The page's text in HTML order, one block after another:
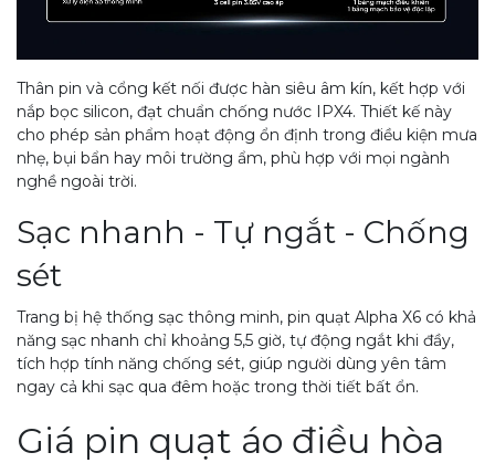
Thân pin và cổng kết nối được hàn siêu âm kín, kết hợp với
nắp bọc silicon, đạt chuẩn chống nước IPX4. Thiết kế này
cho phép sản phẩm hoạt động ổn định trong điều kiện mưa
nhẹ, bụi bẩn hay môi trường ẩm, phù hợp với mọi ngành
nghề ngoài trời.
Sạc nhanh - Tự ngắt - Chống
sét
Trang bị hệ thống sạc thông minh, pin quạt Alpha X6 có khả
năng sạc nhanh chỉ khoảng 5,5 giờ, tự động ngắt khi đầy,
tích hợp tính năng chống sét, giúp người dùng yên tâm
ngay cả khi sạc qua đêm hoặc trong thời tiết bất ổn.
Giá pin quạt áo điều hòa